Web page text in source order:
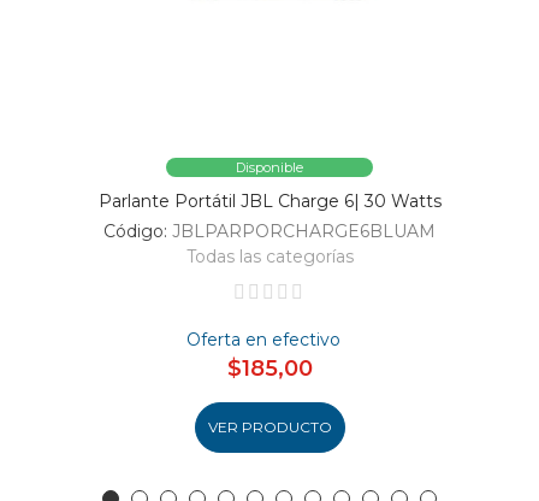
Disponible
Parlante Portátil JBL Charge 6| 30 Watts
Código: JBLPARPORCHARGE6BLUAM
Todas las categorías
Oferta en efectivo
$185,00
VER PRODUCTO